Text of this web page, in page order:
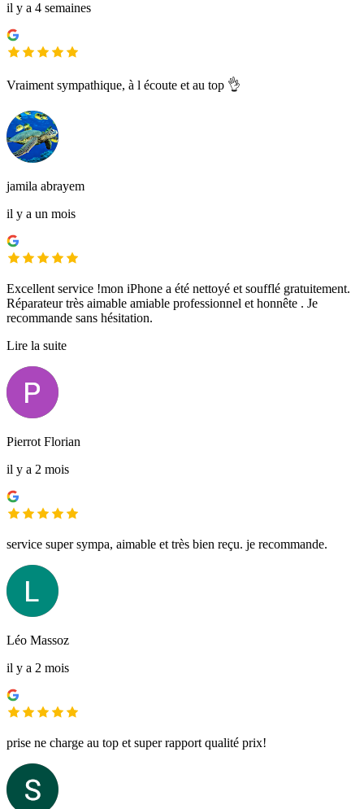
il y a 4 semaines
Vraiment sympathique, à l écoute et au top 👌
jamila abrayem
il y a un mois
Excellent service !mon iPhone a été nettoyé et soufflé gratuitement.
Réparateur très aimable amiable professionnel et honnête . Je
recommande sans hésitation.
Lire la suite
Pierrot Florian
il y a 2 mois
service super sympa, aimable et très bien reçu. je recommande.
Léo Massoz
il y a 2 mois
prise ne charge au top et super rapport qualité prix!